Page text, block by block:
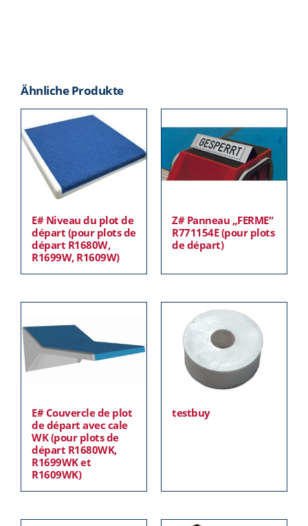
Ähnliche Produkte
E# Niveau du plot de
départ (pour plots de
départ R1680W,
R1699W, R1609W)
Z# Panneau „FERME“
R771154E (pour plots
de départ)
E# Couvercle de plot
de départ avec cale
WK (pour plots de
départ R1680WK,
R1699WK et
R1609WK)
testbuy